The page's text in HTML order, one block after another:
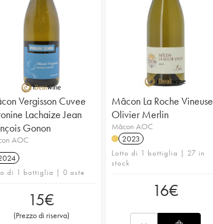
Vergisson Cuvee
Lachaize Jean
Gonon
AOC
di 1 bottiglia | 0 aste
15€
(Prezzo di riserva)
Mâcon La Roche Vineuse
Olivier Merlin
Mâcon AOC
2023
Lotto di 1 bottiglia | 27 in
stock
16€